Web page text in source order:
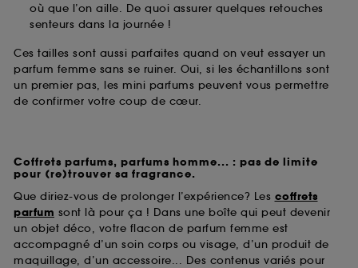
où que l’on aille. De quoi assurer quelques retouches
senteurs dans la journée !
Ces tailles sont aussi parfaites quand on veut essayer un
parfum femme sans se ruiner. Oui, si les échantillons sont
un premier pas, les mini parfums peuvent vous permettre
de confirmer votre coup de cœur.
Coffrets parfums, parfums homme... : pas de limite
pour (re)trouver sa fragrance.
Que diriez-vous de prolonger l’expérience? Les coffrets
parfum sont là pour ça ! Dans une boîte qui peut devenir
un objet déco, votre flacon de parfum femme est
accompagné d’un soin corps ou visage, d’un produit de
maquillage, d’un accessoire... Des contenus variés pour